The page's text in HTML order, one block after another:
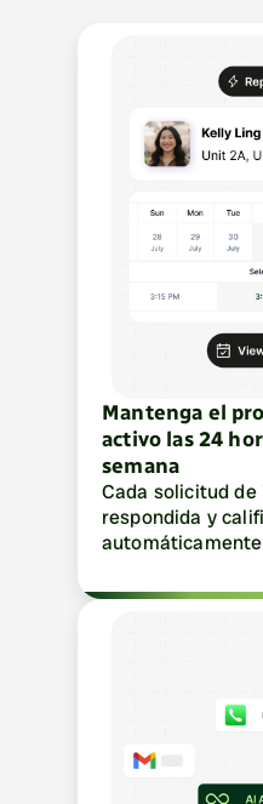
Mantenga el
activo las 24
semana
Cada solicitud
respondida y